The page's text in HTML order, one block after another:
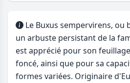
Le Buxus sempervirens, ou
un arbuste persistant de la
est apprécié pour son
foncé, ainsi que pour sa
formes variées. Originaire